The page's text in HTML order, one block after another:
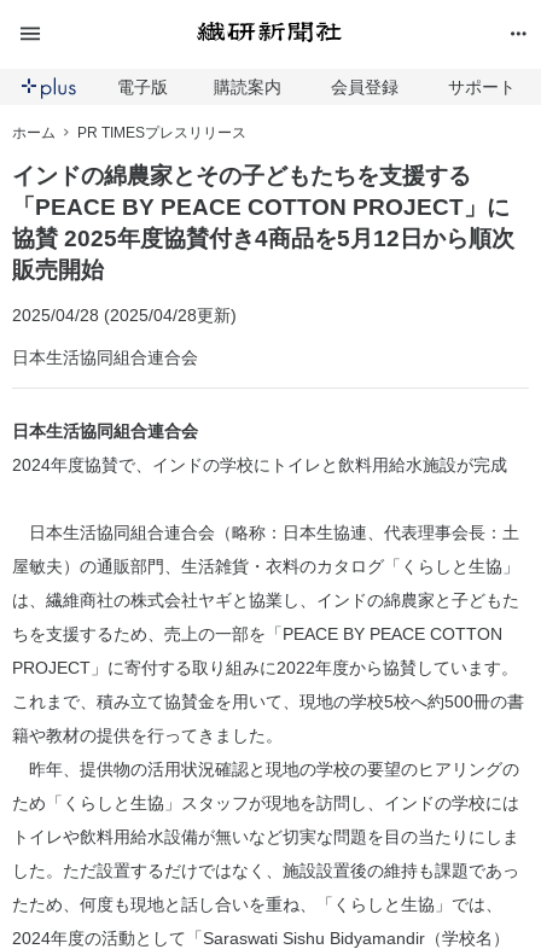
電子版 購読案内 会員登録 サポート
ホーム PR TIMESプレスリリース
インドの綿農家とその子どもたちを支援する
「PEACE BY PEACE COTTON PROJECT」に
協賛 2025年度協賛付き4商品を5月12日から順次
販売開始
2025/04/28 (2025/04/28更新)
日本生活協同組合連合会
日本生活協同組合連合会
2024年度協賛で、インドの学校にトイレと飲料用給水施設が完成
日本生活協同組合連合会（略称：日本生協連、代表理事会長：土
屋敏夫）の通販部門、生活雑貨・衣料のカタログ「くらしと生協」
は、繊維商社の株式会社ヤギと協業し、インドの綿農家と子どもた
ちを支援するため、売上の一部を「PEACE BY PEACE COTTON
PROJECT」に寄付する取り組みに2022年度から協賛しています。
これまで、積み立て協賛金を用いて、現地の学校5校へ約500冊の書
籍や教材の提供を行ってきました。
昨年、提供物の活用状況確認と現地の学校の要望のヒアリングの
ため「くらしと生協」スタッフが現地を訪問し、インドの学校には
トイレや飲料用給水設備が無いなど切実な問題を目の当たりにしま
した。ただ設置するだけではなく、施設設置後の維持も課題であっ
たため、何度も現地と話し合いを重ね、「くらしと生協」では、
2024年度の活動として「Saraswati Sishu Bidyamandir（学校名）